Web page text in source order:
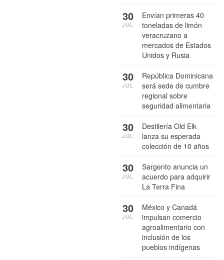
Envían primeras 40
toneladas de limón
veracruzano a
mercados de Estados
Unidos y Rusia
30
JUL
República Dominicana
será sede de cumbre
regional sobre
seguridad alimentaria
30
JUL
Destilería Old Elk
lanza su esperada
colección de 10 años
30
JUL
Sargento anuncia un
acuerdo para adquirir
La Terra Fina
30
JUL
México y Canadá
impulsan comercio
agroalimentario con
inclusión de los
pueblos indígenas
30
JUL